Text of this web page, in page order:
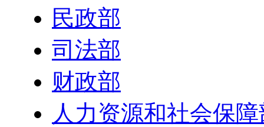
民政部
司法部
财政部
人力资源和社会保